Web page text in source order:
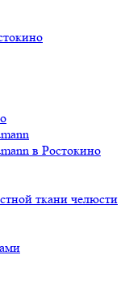
в Ростокино
ткани челюсти